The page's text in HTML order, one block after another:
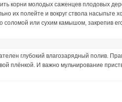
корни молодых саженцев плодовых
их полейте и вокруг ствола
соломой или сухим камышом, закрепив
глубокий влагозарядный полив.
плёнкой. И важно мульчирование